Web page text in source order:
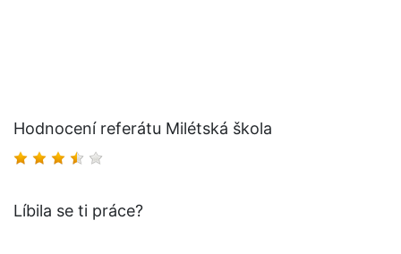
Hodnocení referátu Milétská škola
Líbila se ti práce?